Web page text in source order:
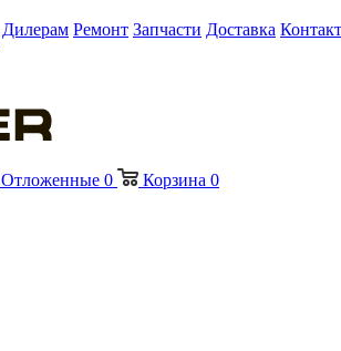
Дилерам Ремонт Запчасти Доставка
Отложенные 0 Корзина 0